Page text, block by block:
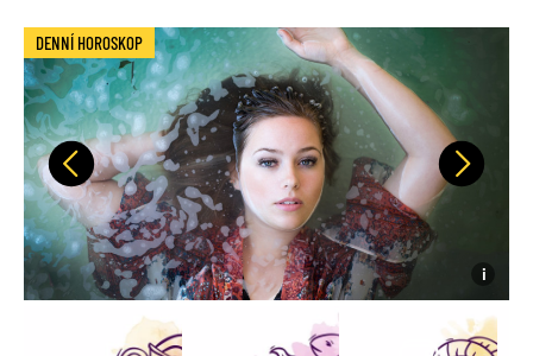
Předchozí Další
DENNÍ HOROSKOP